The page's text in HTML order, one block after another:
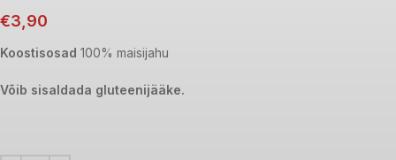
€3,90
Koostisosad 100% maisijahu
Võib sisaldada gluteenijääke.